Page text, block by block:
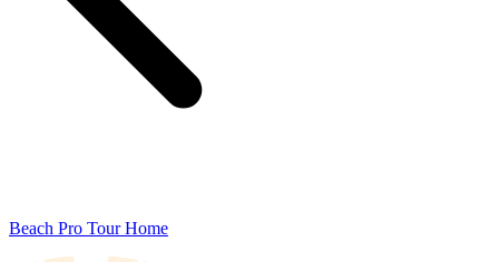
Beach Pro Tour Home